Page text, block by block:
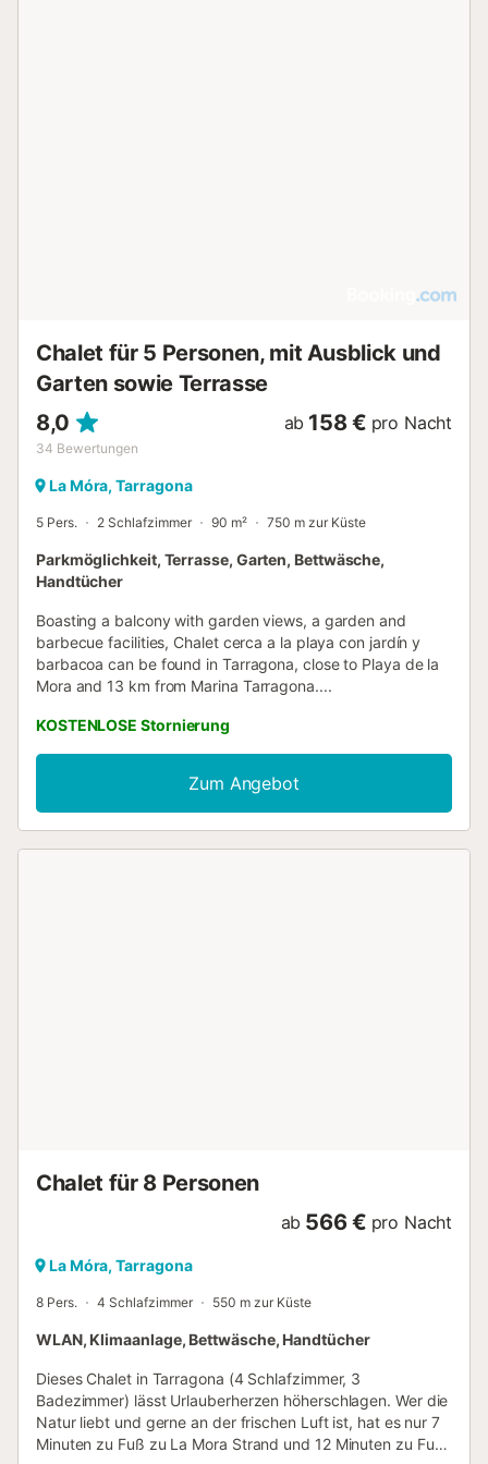
Chalet für 5 Personen, mit Ausblick und
Garten sowie Terrasse
8,0
34 Bewertungen
ab 158 € pro Nacht
La Móra, Tarragona
5 Pers. 2 Schlafzimmer 90 m² 750 m zur Küste
Parkmöglichkeit, Terrasse, Garten, Bettwäsche,
Handtücher
Boasting a balcony with garden views, a garden and
barbecue facilities, Chalet cerca a la playa con jardín y
barbacoa can be found in Tarragona, close to Playa de la
Mora and 13 km from Marina Tarragona....
KOSTENLOSE Stornierung
Zum Angebot
Chalet für 8 Personen
ab 566 € pro Nacht
La Móra, Tarragona
8 Pers. 4 Schlafzimmer 550 m zur Küste
WLAN, Klimaanlage, Bettwäsche, Handtücher
Dieses Chalet in Tarragona (4 Schlafzimmer, 3
Badezimmer) lässt Urlauberherzen höherschlagen. Wer die
Natur liebt und gerne an der frischen Luft ist, hat es nur 7
Minuten zu Fuß zu La Mora Strand und 12 Minuten zu Fuß